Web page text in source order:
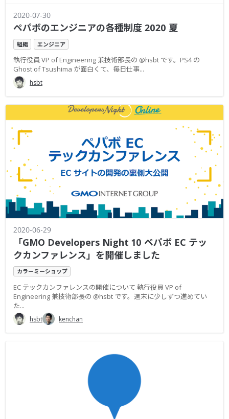
2020-07-30
ペパボのエンジニアの各種制度 2020 夏
組織 エンジニア
執行役員 VP of Engineering 兼技術部長の @hsbt です。PS4 の
Ghost of Tsushima が面白くて、毎日仕事...
hsbt
2020-06-29
「GMO Developers Night 10 ペパボ EC テッ
クカンファレンス」を開催しました
カラーミーショップ
EC テックカンファレンスの開催について 執行役員 VP of
Engineering 兼技術部長の @hsbt です。週末に少しずつ進めてい
た...
hsbt kenchan